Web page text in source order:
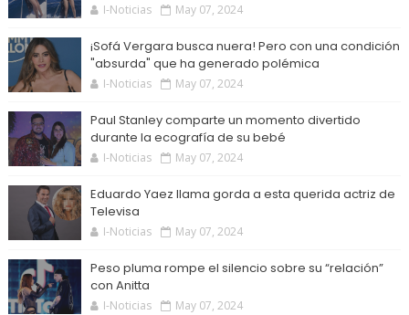
I-Noticias May 07, 2024
¡Sofá Vergara busca nuera! Pero con una condición
"absurda" que ha generado polémica
I-Noticias May 07, 2024
Paul Stanley comparte un momento divertido
durante la ecografía de su bebé
I-Noticias May 07, 2024
Eduardo Yaez llama gorda a esta querida actriz de
Televisa
I-Noticias May 07, 2024
Peso pluma rompe el silencio sobre su “relación”
con Anitta
I-Noticias May 07, 2024